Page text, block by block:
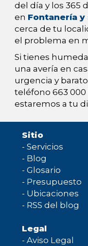
del día y los 365
en Fontanería
cerca de tu
el problema en
Si tienes
una avería en
urgencia y
teléfono 663
estaremos a tu
Sitio
- Servicios
- Blog
- Glosario
- Presupuesto
- Ubicaciones
- RSS del blog
Legal
- Aviso Legal